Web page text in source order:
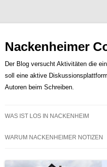
Nackenheimer
Der Blog versucht Aktivitäten die
soll eine aktive
Autoren beim Schreiben.
WAS IST LOS IN NACKENHEIM
WARUM NACKENHEIMER NOTIZEN